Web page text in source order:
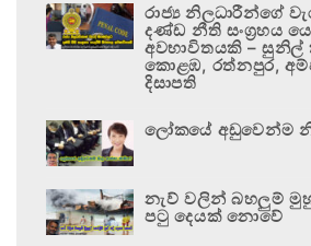
රාජ්‍ය නිලධාරීන්ගේ
දණ්ඩ නීති සංග්‍රහය
අවභාවිතයකි –
කොළඹ, රත්නපුර,
දිසාපති
ලෝකයේ අඩුවෙන්ම
නැව් වලින් බහලුම්
පටු දෙයක් නොවේ